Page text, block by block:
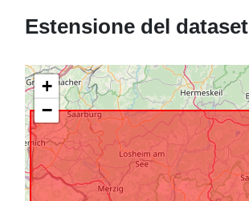
Estensione del dataset
+
−